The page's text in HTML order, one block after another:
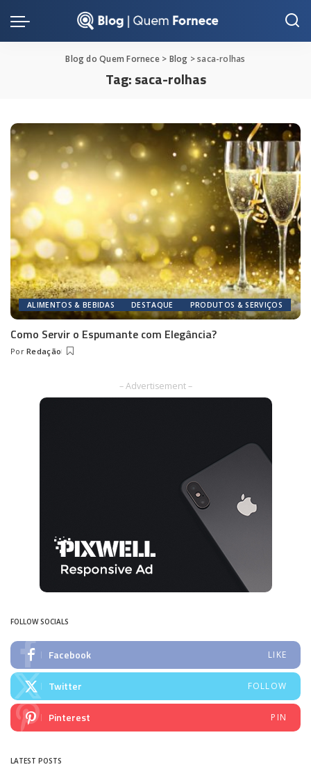
Blog do Quem Fornece> Blog >saca-rolhas
Tag:saca-rolhas
ALIMENTOS & BEBIDAS DESTAQUE PRODUTOS & SERVIÇOS
Como Servir o Espumante com Elegância?
Posted
Por Redação
– Advertisement –
FOLLOW SOCIALS
Facebook LIKE
Twitter FOLLOW
Pinterest PIN
LATEST POSTS